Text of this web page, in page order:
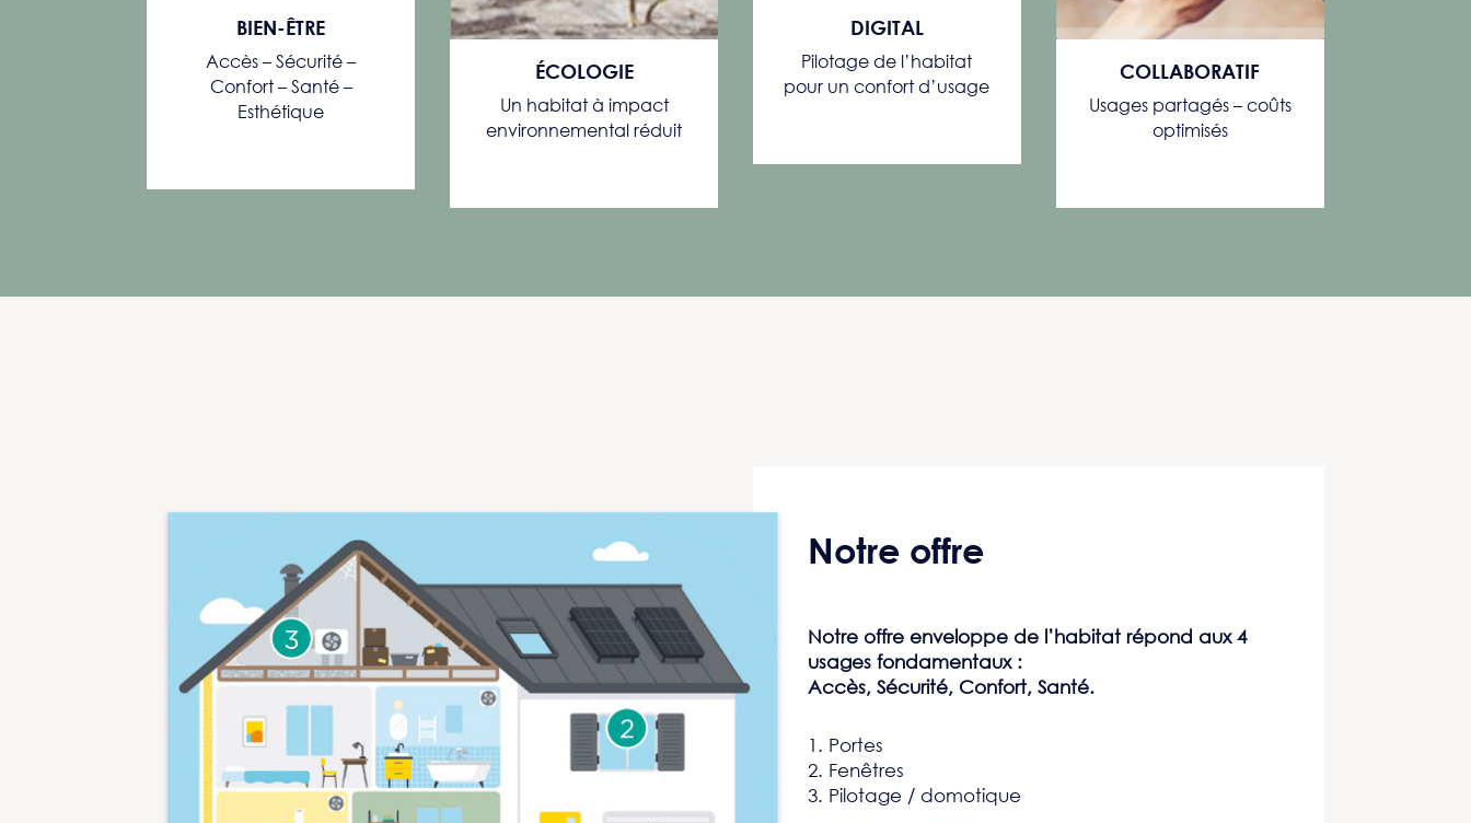
BIEN-ÊTRE
Accès – Sécurité –
Confort – Santé –
Esthétique
ÉCOLOGIE
Un habitat à impact
environnemental réduit
DIGITAL
Pilotage de l’habitat
pour un confort d’usage
COLLABORATIF
Usages partagés – coûts
optimisés
Notre offre
Notre offre enveloppe de l’habitat répond aux 4
usages fondamentaux :
Accès, Sécurité, Confort, Santé.
1. Portes
2. Fenêtres
3. Pilotage / domotique